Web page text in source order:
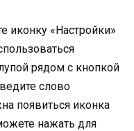
иконку «Настройки»
рядом с кнопкой
слово
появиться иконка
нажать для